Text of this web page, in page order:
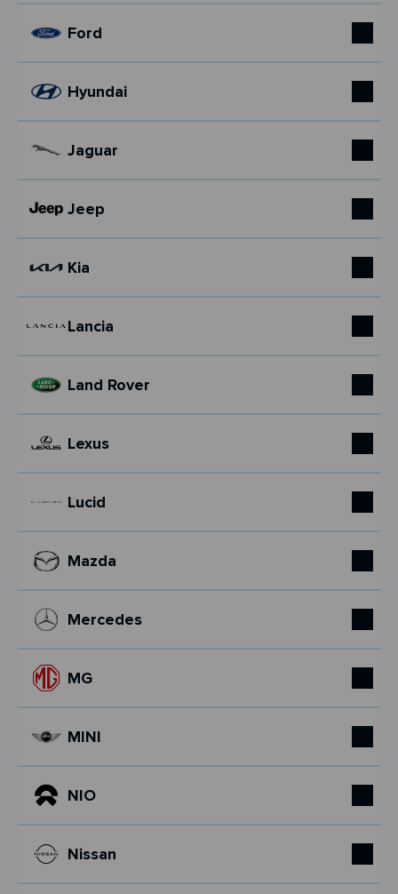
Ford
Hyundai
Jaguar
Jeep
Kia
Lancia
Land Rover
Lexus
Lucid
Mazda
Mercedes
MG
MINI
NIO
Nissan